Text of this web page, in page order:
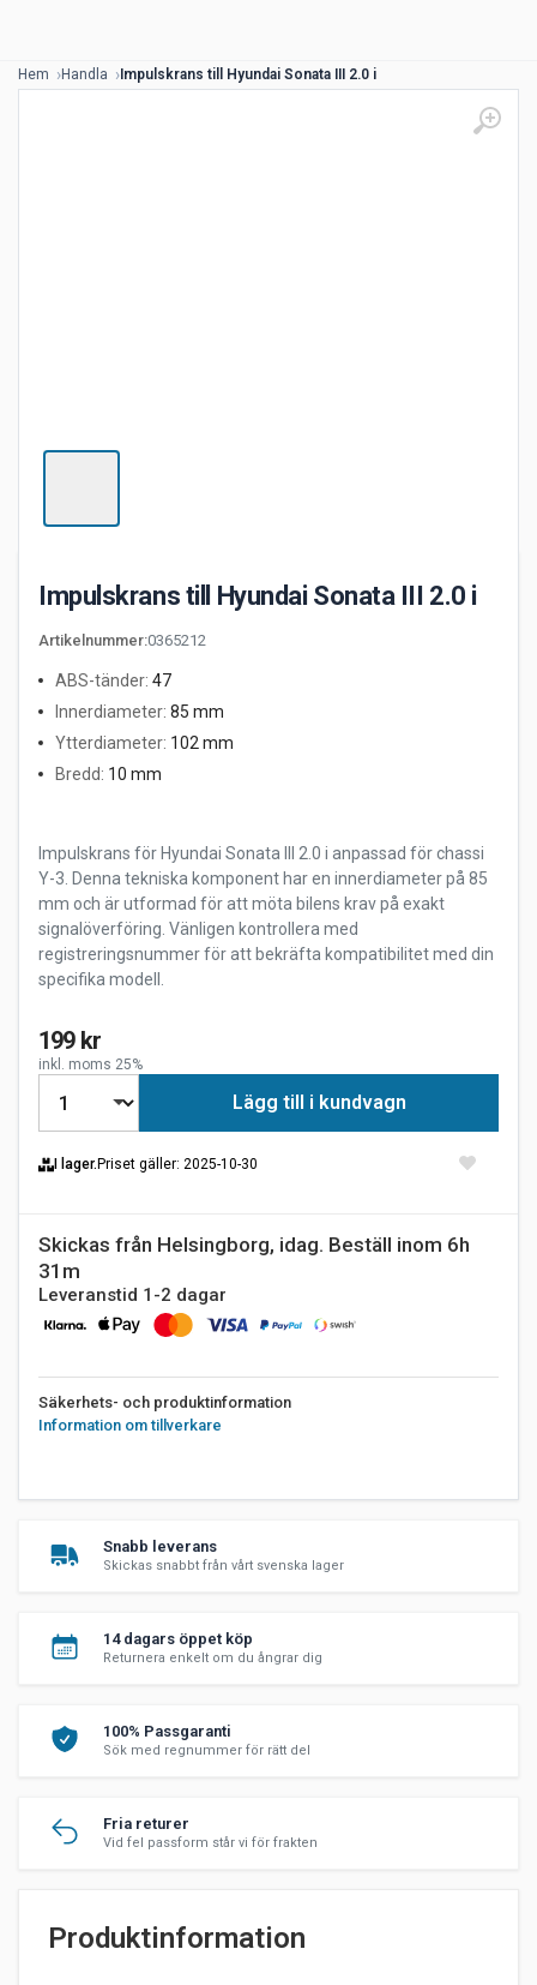
Hem Handla Impulskrans till Hyundai Sonata III 2.0 i
Impulskrans till Hyundai Sonata III 2.0 i
Artikelnummer:0365212
ABS-tänder: 47
Innerdiameter: 85 mm
Ytterdiameter: 102 mm
Bredd: 10 mm
Impulskrans för Hyundai Sonata III 2.0 i anpassad för chassi
Y-3. Denna tekniska komponent har en innerdiameter på 85
mm och är utformad för att möta bilens krav på exakt
signalöverföring. Vänligen kontrollera med
registreringsnummer för att bekräfta kompatibilitet med din
specifika modell.
199 kr
inkl. moms 25%
Lägg till i kundvagn
I lager. Priset gäller: 2025-10-30
Skickas från Helsingborg, idag. Beställ inom 6h
31m
Leveranstid 1-2 dagar
Säkerhets- och produktinformation
Information om tillverkare
Snabb leverans
Skickas snabbt från vårt svenska lager
14 dagars öppet köp
Returnera enkelt om du ångrar dig
100% Passgaranti
Sök med regnummer för rätt del
Fria returer
Vid fel passform står vi för frakten
Produktinformation